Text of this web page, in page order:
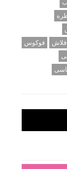
فلاش
فوکوس